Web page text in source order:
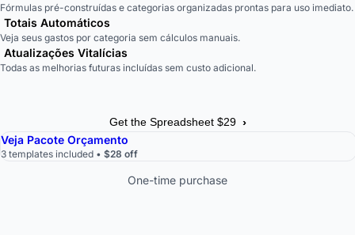
Fórmulas pré-construídas e categorias organizadas prontas para uso imediato.
Totais Automáticos
Veja seus gastos por categoria sem cálculos manuais.
Atualizações Vitalícias
Todas as melhorias futuras incluídas sem custo adicional.
Get the Spreadsheet $29 ›
Veja Pacote Orçamento
3 templates included • $28 off
One-time purchase